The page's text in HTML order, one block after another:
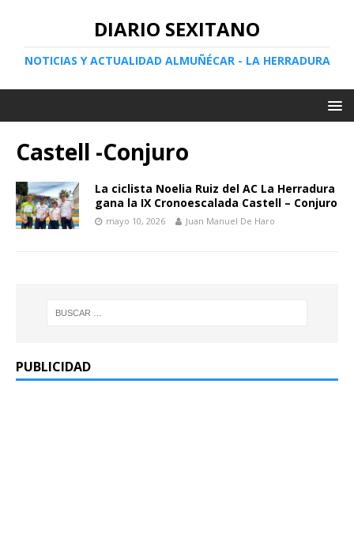
DIARIO SEXITANO
NOTICIAS Y ACTUALIDAD ALMUÑÉCAR - LA HERRADURA
Castell -Conjuro
La ciclista Noelia Ruiz del AC La Herradura
gana la IX Cronoescalada Castell – Conjuro
mayo 10, 2026 Juan Manuel De Haro
PUBLICIDAD